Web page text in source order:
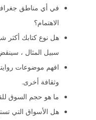
في أي مناطق
الاهتمام؟
هل نوع كتابك أكثر
سبيل المثال ،
افهم موضوعات
وثقافة أخرى.
ما هو حجم السوق
هل الأسواق التي